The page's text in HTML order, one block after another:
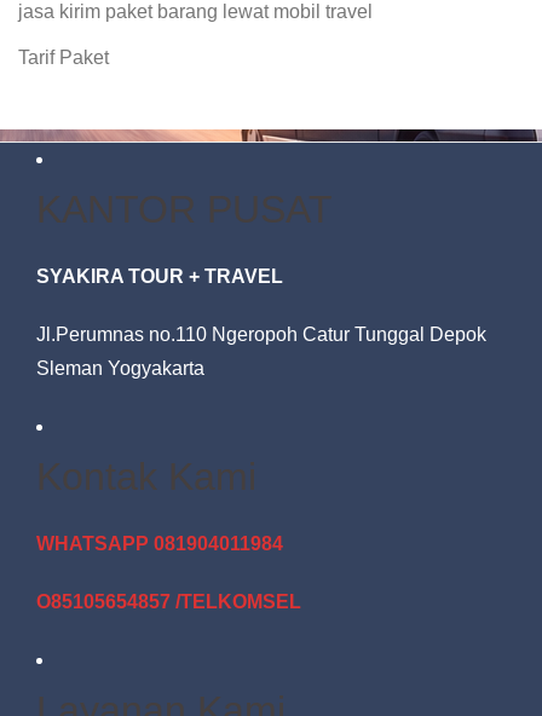
jasa kirim paket barang lewat mobil travel
Tarif Paket
KANTOR PUSAT
SYAKIRA TOUR + TRAVEL
Jl.Perumnas no.110 Ngeropoh Catur Tunggal Depok
Sleman Yogyakarta
Kontak Kami
WHATSAPP 081904011984
O85105654857 /TELKOMSEL